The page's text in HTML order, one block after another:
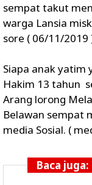
sempat takut
warga Lansia
sore ( 06/11/2019
Siapa anak yatim
Hakim 13 tahun
Arang lorong
Belawan sempat
media Sosial. (
Baca juga: